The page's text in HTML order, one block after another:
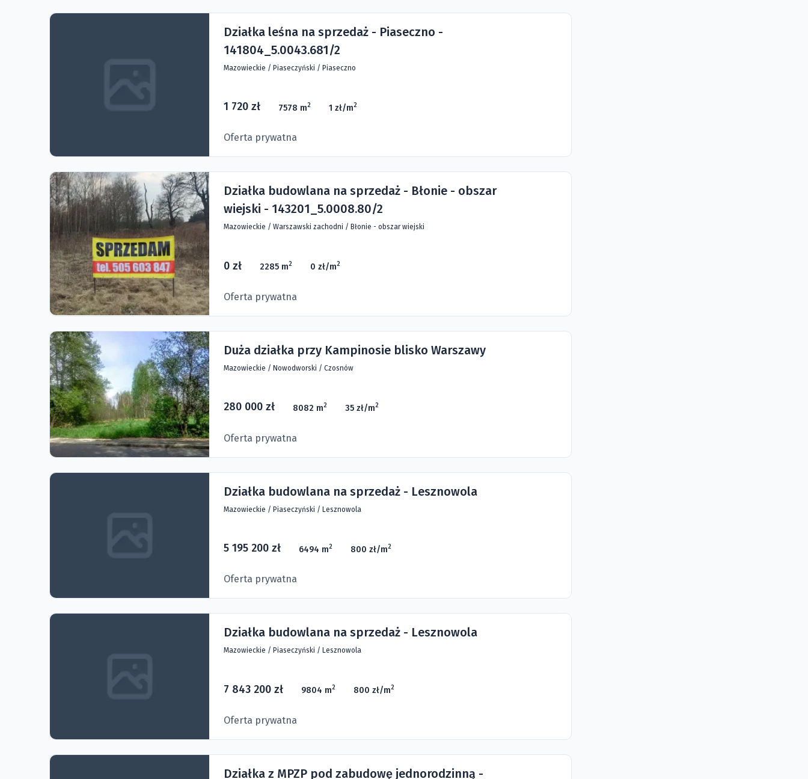
Działka leśna na sprzedaż - Piaseczno -
141804_5.0043.681/2
Mazowieckie / Piaseczyński / Piaseczno
1 720 zł 7578 m2 1 zł/m2
Oferta prywatna
Działka budowlana na sprzedaż - Błonie - obszar
wiejski - 143201_5.0008.80/2
Mazowieckie / Warszawski zachodni / Błonie - obszar wiejski
0 zł 2285 m2 0 zł/m2
Oferta prywatna
Duża działka przy Kampinosie blisko Warszawy
Mazowieckie / Nowodworski / Czosnów
280 000 zł 8082 m2 35 zł/m2
Oferta prywatna
Działka budowlana na sprzedaż - Lesznowola
Mazowieckie / Piaseczyński / Lesznowola
5 195 200 zł 6494 m2 800 zł/m2
Oferta prywatna
Działka budowlana na sprzedaż - Lesznowola
Mazowieckie / Piaseczyński / Lesznowola
7 843 200 zł 9804 m2 800 zł/m2
Oferta prywatna
Działka z MPZP pod zabudowę jednorodzinną -